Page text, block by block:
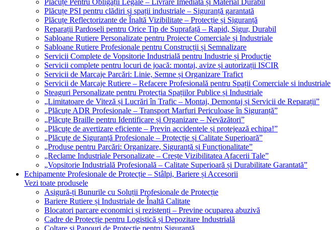
Plăcuțe Pentru Obligații Legale – Livrare Imediată și Material Durabil
Plăcuțe PSI pentru clădiri și spații industriale – Siguranță garantată
Plăcuțe Reflectorizante de Înaltă Vizibilitate – Protecție și Siguranță
Reparații Pardoseli pentru Orice Tip de Suprafață – Rapid, Sigur, Durabil
Sabloane Rutiere Personalizate pentru Proiecte Comerciale și Industriale
Sabloane Rutiere Profesionale pentru Construcții și Semnalizare
Servicii Complete de Vopsitorie Industrială pentru Industrie și Producție
Servicii complete pentru locuri de joacă: montaj, avize și autorizații ISCIR
Servicii de Marcaje Parcări: Linie, Semne și Organizare Trafict
Servicii de Marcaje Rutiere – Refacere Profesională pentru Spații Comerciale si industriale
Steaguri Personalizate pentru Protecția Spațiilor Publice și Industriale
„Limitatoare de Viteză și Lucrări în Trafic – Montaj, Demontaj și Servicii de Reparații”
„Plăcuțe ADR Profesionale – Transport Marfuri Periculoase în Siguranță”
„Plăcuțe Braille pentru Identificare și Organizare – Nevăzători”
„Plăcuțe de avertizare eficiente – Previn accidentele și protejează echipa!”
„Plăcuțe de Siguranță Profesionale – Protecție și Calitate Superioară”
„Produse pentru Parcări: Organizare, Siguranță și Funcționalitate”
„Reclame Industriale Personalizate – Crește Vizibilitatea Afacerii Tale”
„Vopsitorie Industrială Profesională – Calitate Superioară și Durabilitate Garantată”
Echipamente Profesionale de Protecție – Stâlpi, Bariere și Accesorii
Vezi toate produsele
Asigură-ți Bunurile cu Soluții Profesionale de Protecție
Bariere Rutiere și Industriale de Înaltă Calitate
Blocatori parcare economici și rezistenți – Previne ocuparea abuzivă
Cadre de Protecție pentru Logistică și Depozitare Industrială
Colțare și Panouri de Protecție pentru Siguranță